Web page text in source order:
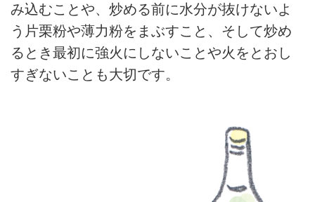
み込むことや、炒める前に水分が抜けないよ
う片栗粉や薄力粉をまぶすこと、そして炒め
るとき最初に強火にしないことや火をとおし
すぎないことも大切です。